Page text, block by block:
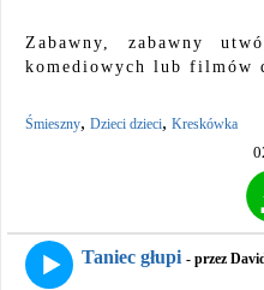
Zabawny, zabawny
komediowych lub filmów
Śmieszny, Dzieci dzieci, Kreskówka
Taniec głupi - przez